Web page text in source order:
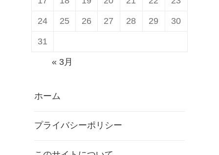
24 25 26 27 28 29 30
31
« 3月
ホーム
プライバシーポリシー